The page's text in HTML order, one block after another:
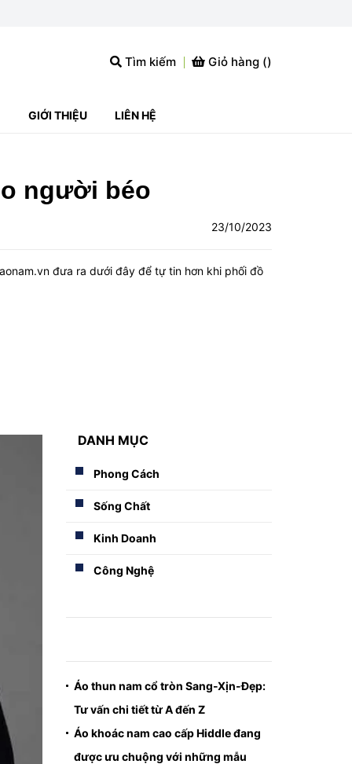
Tìm kiếm Giỏ hàng ()
GIỚI THIỆU LIÊN HỆ
người béo
23/10/2023
đưa ra dưới đây để tự tin hơn khi phối đồ
DANH MỤC
Phong Cách
Sống Chất
Kinh Doanh
Công Nghệ
Áo thun nam cổ tròn Sang-Xịn-Đẹp:
Tư vấn chi tiết từ A đến Z
Áo khoác nam cao cấp Hiddle đang
được ưu chuộng với những mẫu